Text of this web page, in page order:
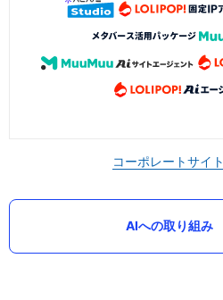
コーポレートサイト
AIへの取り組み